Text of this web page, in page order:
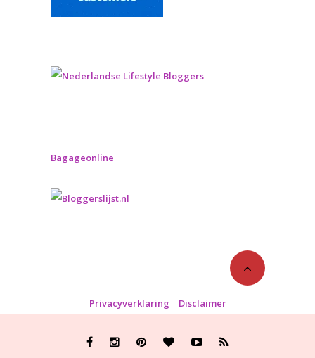
Bagageonline
Privacyverklaring | Disclaimer